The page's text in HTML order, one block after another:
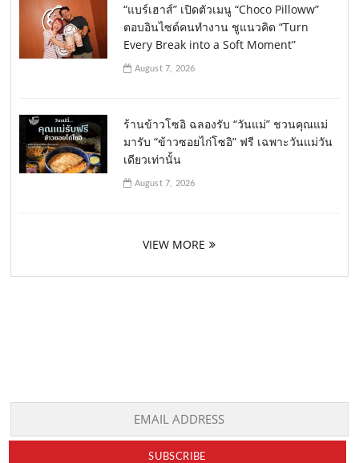
“แบร์เฮาส์” เปิดตัวเมนู “Choco Pilloww”
ตอบอินไซด์คนทำงาน ชูแนวคิด “Turn
Every Break into a Soft Moment”
August 7, 2026
ร้านข้าวโซอิ ฉลองรับ “วันแม่” ชวนคุณแม่
มารับ “ข้าวซอยไก่โซอิ” ฟรี เฉพาะวันแม่วัน
เดียวเท่านั้น
August 7, 2026
VIEW MORE